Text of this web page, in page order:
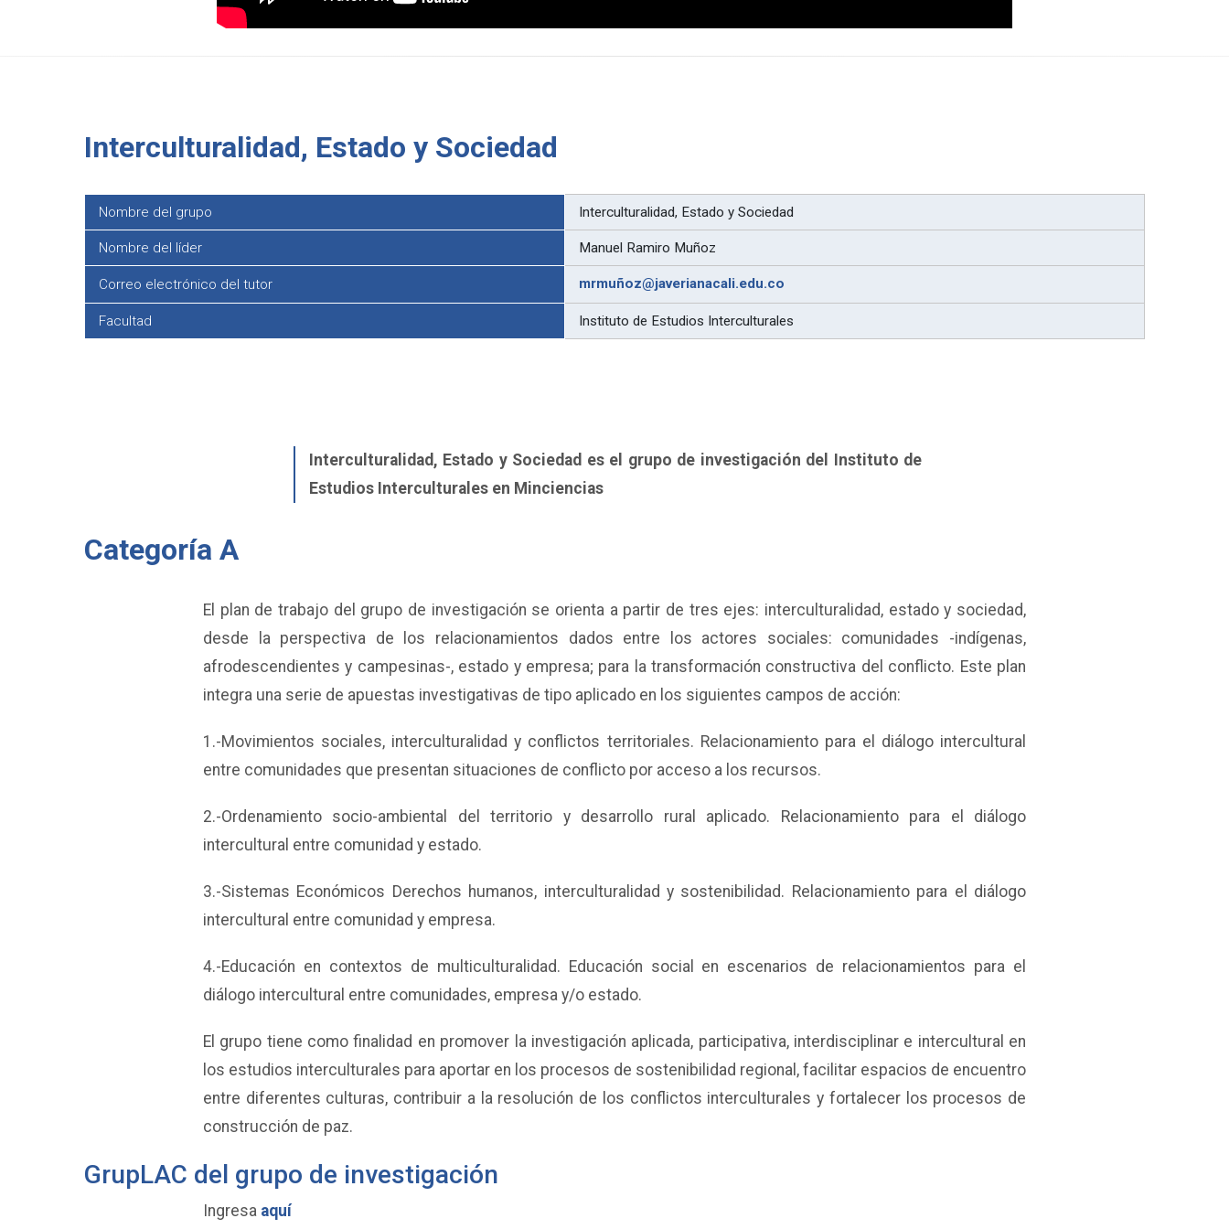
Interculturalidad, Estado y Sociedad
Nombre del grupo Interculturalidad, Estado y Sociedad
Nombre del líder Manuel Ramiro Muñoz
Correo electrónico del tutor mrmuñoz@javerianacali.edu.co
Facultad Instituto de Estudios Interculturales
Interculturalidad, Estado y Sociedad es el grupo de investigación del Instituto de
Estudios Interculturales en Minciencias
Categoría A
El plan de trabajo del grupo de investigación se orienta a partir de tres ejes: interculturalidad, estado y sociedad,
desde la perspectiva de los relacionamientos dados entre los actores sociales: comunidades -indígenas,
afrodescendientes y campesinas-, estado y empresa; para la transformación constructiva del conflicto. Este plan
integra una serie de apuestas investigativas de tipo aplicado en los siguientes campos de acción:
1.-Movimientos sociales, interculturalidad y conflictos territoriales. Relacionamiento para el diálogo intercultural
entre comunidades que presentan situaciones de conflicto por acceso a los recursos.
2.-Ordenamiento socio-ambiental del territorio y desarrollo rural aplicado. Relacionamiento para el diálogo
intercultural entre comunidad y estado.
3.-Sistemas Económicos Derechos humanos, interculturalidad y sostenibilidad. Relacionamiento para el diálogo
intercultural entre comunidad y empresa.
4.-Educación en contextos de multiculturalidad. Educación social en escenarios de relacionamientos para el
diálogo intercultural entre comunidades, empresa y/o estado.
El grupo tiene como finalidad en promover la investigación aplicada, participativa, interdisciplinar e intercultural en
los estudios interculturales para aportar en los procesos de sostenibilidad regional, facilitar espacios de encuentro
entre diferentes culturas, contribuir a la resolución de los conflictos interculturales y fortalecer los procesos de
construcción de paz.
GrupLAC del grupo de investigación
Ingresa aquí